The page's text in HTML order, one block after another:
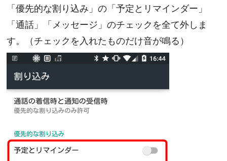
「優先的な割り込み」の「予定とリマインダー」
「通話」「メッセージ」のチェックを全て外しま
す。（チェックを入れたものだけ音が鳴る）